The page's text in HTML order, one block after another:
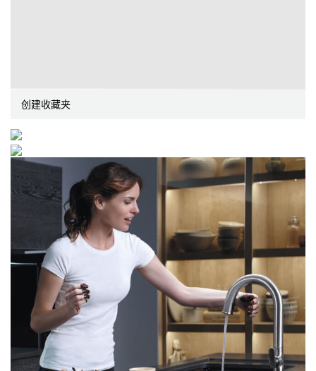
创建收藏夹